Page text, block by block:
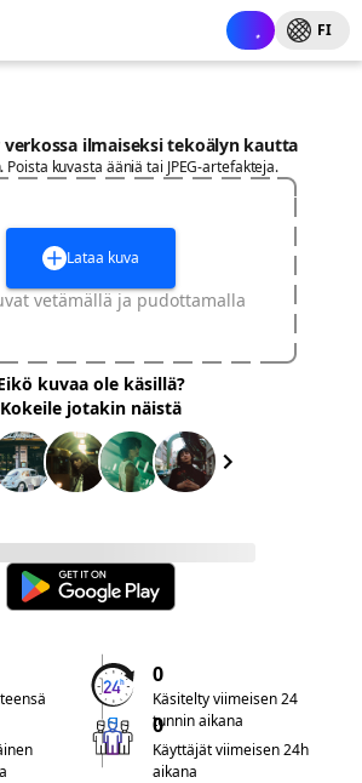
FI
verkossa ilmaiseksi tekoälyn kautta
Poista kuvasta ääniä tai JPEG-artefakteja.
Lataa kuva
vetämällä ja pudottamalla
kuvaa ole käsillä?
Kokeile jotakin näistä
0
Käsitelty viimeisen 24
tunnin aikana
0
Käyttäjät viimeisen 24h
aikana